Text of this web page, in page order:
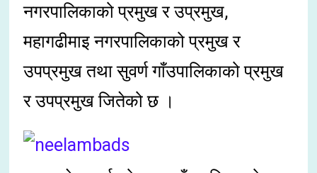
नगरपालिकाको प्रमुख र उप्रमुख,
महागढीमाइ नगरपालिकाको प्रमुख र
उपप्रमुख तथा सुवर्ण गाँउपालिकाको प्रमुख
र उपप्रमुख जितेको छ ।